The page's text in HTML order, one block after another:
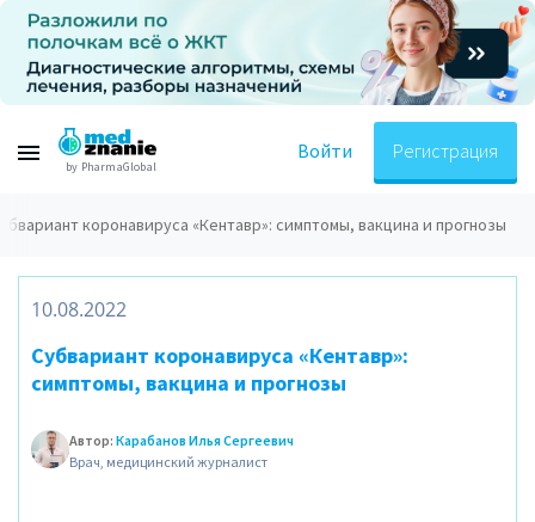
by PharmaGlobal
Войти Регистрация
коронавируса «Кентавр»: симптомы, вакцина и прогнозы
10.08.2022
Субвариант коронавируса «Кентавр»:
симптомы, вакцина и прогнозы
Автор: Карабанов Илья Сергеевич
Врач, медицинский журналист